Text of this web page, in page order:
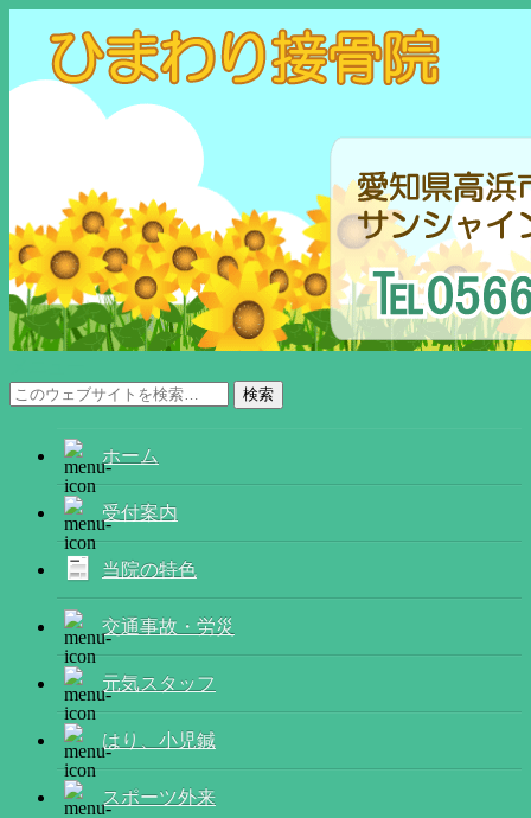
ホーム
受付案内
当院の特色
交通事故・労災
元気スタッフ
はり、小児鍼
スポーツ外来